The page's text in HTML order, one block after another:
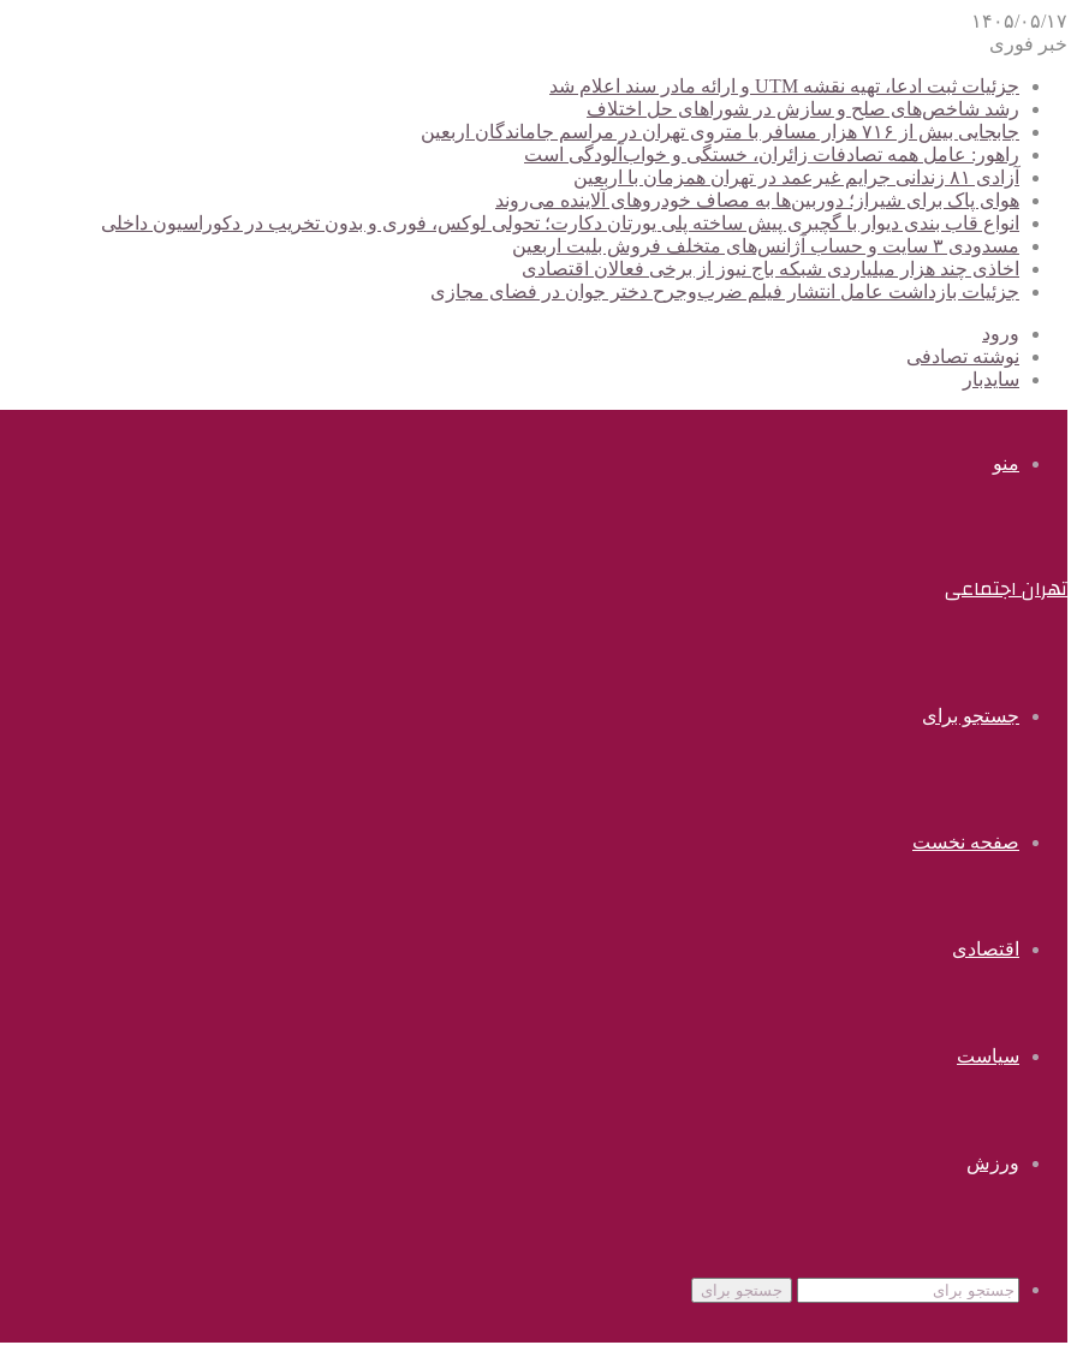
۱۴۰۵/۰۵/۱۷
خبر فوری
جزئیات ثبت ادعا، تهیه نقشه UTM و ارائه مادر سند اعلام شد
رشد شاخص‌های صلح و سازش در شوراهای حل اختلاف
جابجایی بیش از ۷۱۶ هزار مسافر با متروی تهران در مراسم جاماندگان اربعین
راهور: عامل همه تصادفات زائران، خستگی و خواب‌آلودگی است
آزادی ۸۱ زندانی جرایم غیرعمد در تهران همزمان با اربعین
هوای پاک برای شیراز؛ دوربین‌ها به مصاف خودروهای آلاینده می‌روند
انواع قاب بندی دیوار با گچبری پیش ساخته پلی یورتان دکارت؛ تحولی لوکس، فوری و بدون تخریب در دکوراسیون داخلی
مسدودی ۳ سایت و حساب آژانس‌های متخلف فروش بلیت اربعین
اخاذی چند هزار میلیاردی شبکه باج نیوز از برخی فعالان اقتصادی
جزئیات بازداشت عامل انتشار فیلم ضرب‌وجرح دختر جوان در فضای مجازی
ورود
نوشته تصادفی
سایدبار
منو
تهران اجتماعی
جستجو برای
صفحه نخست
اقتصادی
سیاست
ورزش
جستجو برای